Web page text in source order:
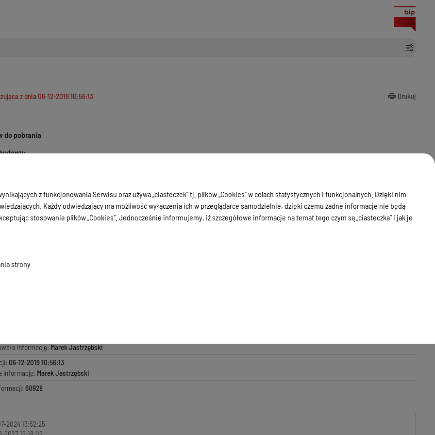
z dnia 06-12-2019 10:56:13 Drukuj
do pobrania
inwestora o brak sprzeciwu i uwag
kierownika budowy o zakończeniu robót
informację: Marek Jastrzębski
06-12-2019 10:56:13
informację: Marek Jastrzębski
60928
2024 13:52:25
z funkcjonowania Serwisu oraz używa „ciasteczek” tj. plików „Cookies” w celach statystycznych i funkcjonalnych. Dzięki nim
Każdy odwiedzający ma możliwość wyłączenia ich w przeglądarce samodzielnie, dzięki czemu żadne informacje nie będą
stosowanie plików „Cookies”. Jednocześnie informujemy, iż szczegółowe informacje na temat tego czym są „ciasteczka” i jak je
strony